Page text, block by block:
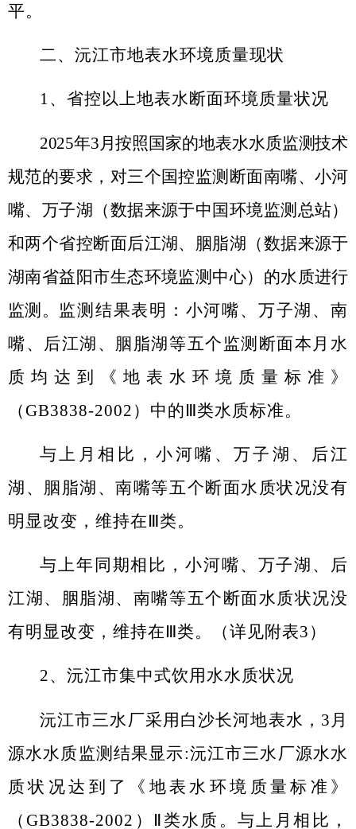
平。
二、沅江市地表水环境质量现状
1、省控以上地表水断面环境质量状况
2025年3 月按照国家的地表水水质监测技术
规范的要求，对三个国控监测断面南嘴、小河
嘴、万子湖（数据来源于中国环境监测总站）
和两个省控断面后江湖、胭脂湖（数据来源于
湖南省益阳市生态环境监测中心）的水质进行
监测。 监测结果表明：小河嘴、万子湖、南
嘴、后江湖、胭脂湖等五个监测断面本月水
质均达到《地表水环境质量标准》
（GB3838-2002 ）中的Ⅲ类水质标准。
与上月相比，小河嘴、万子湖、后江
湖、胭脂湖、南嘴等五个断面水质状况没有
明显改变，维持在Ⅲ类。
与上年同期相比，小河嘴、万子湖、后
江湖、胭脂湖、南嘴等五个断面水质状况没
有明显改变，维持在Ⅲ类。（详见附表3 ）
2、沅江市集中式饮用水水质状况
沅江市三水厂采用白沙长河地表水， 3 月
源水水质监测结果显示:沅江市三水厂源水水
质状况达到了《地表水环境质量标准》
（GB3838-2002 ）Ⅱ类水质。与上月相比，